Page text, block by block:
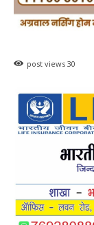
post views 30